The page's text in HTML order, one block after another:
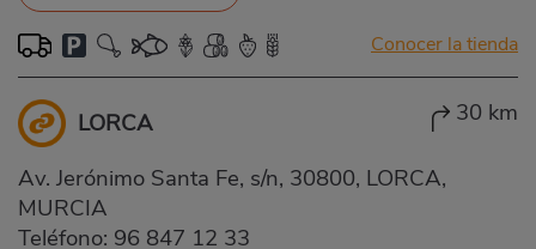
Conocer la tienda
LORCA 30 km
Av. Jerónimo Santa Fe, s/n, 30800, LORCA,
MURCIA
Teléfono: 96 847 12 33